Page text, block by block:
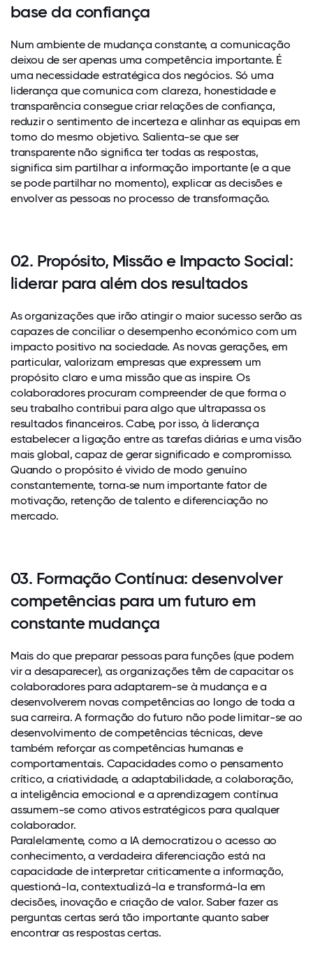
base da confiança
Num ambiente de mudança constante, a comunicação
deixou de ser apenas uma competência importante. É
uma necessidade estratégica dos negócios. Só uma
liderança que comunica com clareza, honestidade e
transparência consegue criar relações de confiança,
reduzir o sentimento de incerteza e alinhar as equipas em
torno do mesmo objetivo. Salienta-se que ser
transparente não significa ter todas as respostas,
significa sim partilhar a informação importante (e a que
se pode partilhar no momento), explicar as decisões e
envolver as pessoas no processo de transformação.
02. Propósito, Missão e Impacto Social:
liderar para além dos resultados
As organizações que irão atingir o maior sucesso serão as
capazes de conciliar o desempenho económico com um
impacto positivo na sociedade. As novas gerações, em
particular, valorizam empresas que expressem um
propósito claro e uma missão que as inspire. Os
colaboradores procuram compreender de que forma o
seu trabalho contribui para algo que ultrapassa os
resultados financeiros. Cabe, por isso, à liderança
estabelecer a ligação entre as tarefas diárias e uma visão
mais global, capaz de gerar significado e compromisso.
Quando o propósito é vivido de modo genuíno
constantemente, torna‑se num importante fator de
motivação, retenção de talento e diferenciação no
mercado.
03. Formação Contínua: desenvolver
competências para um futuro em
constante mudança
Mais do que preparar pessoas para funções (que podem
vir a desaparecer), as organizações têm de capacitar os
colaboradores para adaptarem-se à mudança e a
desenvolverem novas competências ao longo de toda a
sua carreira. A formação do futuro não pode limitar-se ao
desenvolvimento de competências técnicas, deve
também reforçar as competências humanas e
comportamentais. Capacidades como o pensamento
crítico, a criatividade, a adaptabilidade, a colaboração,
a inteligência emocional e a aprendizagem contínua
assumem-se como ativos estratégicos para qualquer
colaborador.
Paralelamente, como a IA democratizou o acesso ao
conhecimento, a verdadeira diferenciação está na
capacidade de interpretar criticamente a informação,
questioná-la, contextualizá-la e transformá-la em
decisões, inovação e criação de valor. Saber fazer as
perguntas certas será tão importante quanto saber
encontrar as respostas certas.